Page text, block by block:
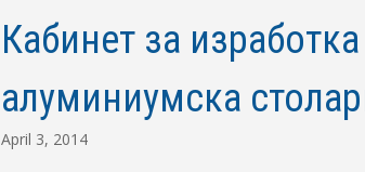
Кабинет за
алуминиумска
April 3, 2014